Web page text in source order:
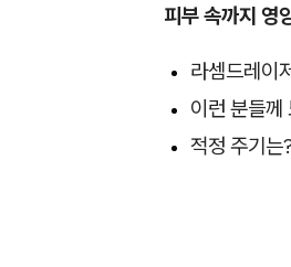
피부 속까지 영
라셈드레이
이런 분들께
적정 주기는